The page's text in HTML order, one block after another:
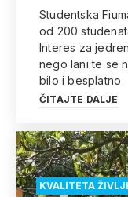
Studentska
od 200
Interes za
nego lani te se
bilo i besplatno
ČITAJTE DALJE
KVALITETA